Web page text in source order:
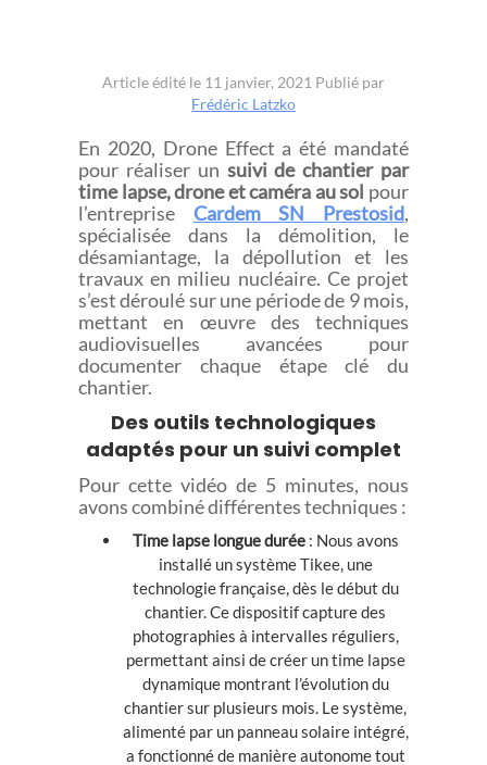
SN
PRESTOSID
Article édité le 11 janvier, 2021 Publié par
Frédéric Latzko
En 2020, Drone Effect a été mandaté
pour réaliser un suivi de chantier par
time lapse, drone et caméra au sol pour
l’entreprise Cardem SN Prestosid,
spécialisée dans la démolition, le
désamiantage, la dépollution et les
travaux en milieu nucléaire. Ce projet
s’est déroulé sur une période de 9 mois,
mettant en œuvre des techniques
audiovisuelles avancées pour
documenter chaque étape clé du
chantier.
Des outils technologiques
adaptés pour un suivi complet
Pour cette vidéo de 5 minutes, nous
avons combiné différentes techniques :
Time lapse longue durée: Nous avons
installé un système Tikee, une
technologie française, dès le début du
chantier. Ce dispositif capture des
photographies à intervalles réguliers,
permettant ainsi de créer un time lapse
dynamique montrant l’évolution du
chantier sur plusieurs mois. Le système,
alimenté par un panneau solaire intégré,
a fonctionné de manière autonome tout